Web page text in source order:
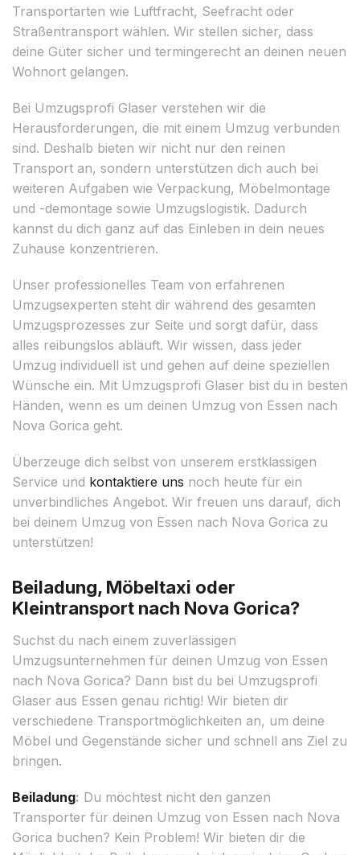
Transportarten wie Luftfracht, Seefracht oder
Straßentransport wählen. Wir stellen sicher, dass
deine Güter sicher und termingerecht an deinen neuen
Wohnort gelangen.
Bei Umzugsprofi Glaser verstehen wir die
Herausforderungen, die mit einem Umzug verbunden
sind. Deshalb bieten wir nicht nur den reinen
Transport an, sondern unterstützen dich auch bei
weiteren Aufgaben wie Verpackung, Möbelmontage
und -demontage sowie Umzugslogistik. Dadurch
kannst du dich ganz auf das Einleben in dein neues
Zuhause konzentrieren.
Unser professionelles Team von erfahrenen
Umzugsexperten steht dir während des gesamten
Umzugsprozesses zur Seite und sorgt dafür, dass
alles reibungslos abläuft. Wir wissen, dass jeder
Umzug individuell ist und gehen auf deine speziellen
Wünsche ein. Mit Umzugsprofi Glaser bist du in besten
Händen, wenn es um deinen Umzug von Essen nach
Nova Gorica geht.
Überzeuge dich selbst von unserem erstklassigen
Service und kontaktiere uns noch heute für ein
unverbindliches Angebot. Wir freuen uns darauf, dich
bei deinem Umzug von Essen nach Nova Gorica zu
unterstützen!
Beiladung, Möbeltaxi oder
Kleintransport nach Nova Gorica?
Suchst du nach einem zuverlässigen
Umzugsunternehmen für deinen Umzug von Essen
nach Nova Gorica? Dann bist du bei Umzugsprofi
Glaser aus Essen genau richtig! Wir bieten dir
verschiedene Transportmöglichkeiten an, um deine
Möbel und Gegenstände sicher und schnell ans Ziel zu
bringen.
Beiladung: Du möchtest nicht den ganzen
Transporter für deinen Umzug von Essen nach Nova
Gorica buchen? Kein Problem! Wir bieten dir die